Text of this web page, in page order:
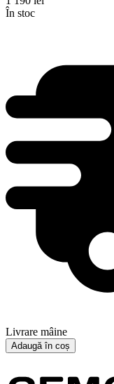
În stoc
Livrare mâine
Adaugă în coș